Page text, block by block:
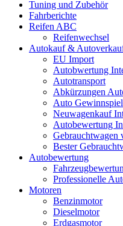
Tuning und Zubehör
Fahrberichte
Reifen ABC
Reifenwechsel
Autokauf &
EU Import
Autobwertung
Autotransport
Abkürzungen
Auto
Neuwagenkauf
Autobewertung
Gebrauchtwagen
Bester
Autobewertung
Professionelle
Motoren
Benzinmotor
Dieselmotor
Erdgasmotor